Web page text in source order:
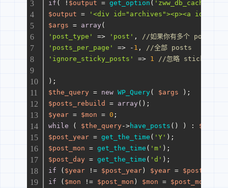
if ( ! $output = get_option (
$output =
'<div id="archives"><p><a
$args = array (
'post_type'
=> 'post' ,
//如果你有多个 post
'posts_per_page'
=> - 1 ,
//全部 posts
'ignore_sticky_posts'
=> 1 //忽略 sticky
);
$the_query = new WP_Query ( $args );
$posts_rebuild
= array ();
$year = $mon = 0 ;
while ( $the_query->have_posts () ) :
$post_year = get_the_time ( 'Y' );
$post_mon = get_the_time ( 'm' );
$post_day = get_the_time ( 'd' );
if ( $year != $post_year) $year = $post_year
if ( $mon != $post_mon ) $mon = $post_mon